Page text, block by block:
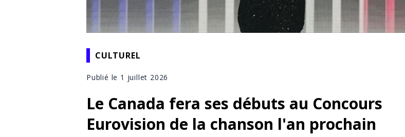
CULTUREL
Publié le 1 juillet 2026
Le Canada fera ses débuts au Concours
Eurovision de la chanson l'an prochain